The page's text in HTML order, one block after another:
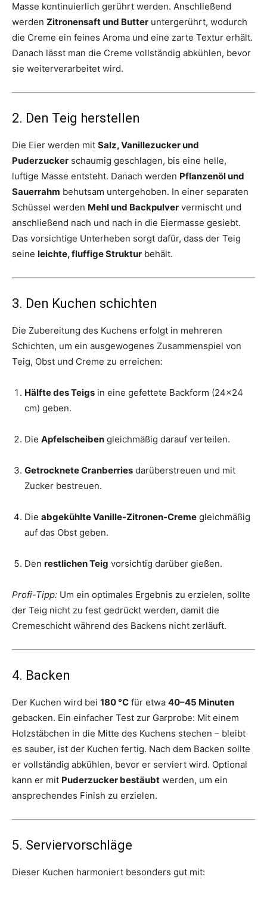
Masse kontinuierlich gerührt werden. Anschließend
werden Zitronensaft und Butter untergerührt, wodurch
die Creme ein feines Aroma und eine zarte Textur erhält.
Danach lässt man die Creme vollständig abkühlen, bevor
sie weiterverarbeitet wird.
2. Den Teig herstellen
Die Eier werden mit Salz, Vanillezucker und
Puderzucker schaumig geschlagen, bis eine helle,
luftige Masse entsteht. Danach werden Pflanzenöl und
Sauerrahm behutsam untergehoben. In einer separaten
Schüssel werden Mehl und Backpulver vermischt und
anschließend nach und nach in die Eiermasse gesiebt.
Das vorsichtige Unterheben sorgt dafür, dass der Teig
seine leichte, fluffige Struktur behält.
3. Den Kuchen schichten
Die Zubereitung des Kuchens erfolgt in mehreren
Schichten, um ein ausgewogenes Zusammenspiel von
Teig, Obst und Creme zu erreichen:
Hälfte des Teigs in eine gefettete Backform (24×24
cm) geben.
Die Apfelscheiben gleichmäßig darauf verteilen.
Getrocknete Cranberries darüberstreuen und mit
Zucker bestreuen.
Die abgekühlte Vanille-Zitronen-Creme gleichmäßig
auf das Obst geben.
Den restlichen Teig vorsichtig darüber gießen.
Profi-Tipp: Um ein optimales Ergebnis zu erzielen, sollte
der Teig nicht zu fest gedrückt werden, damit die
Cremeschicht während des Backens nicht zerläuft.
4. Backen
Der Kuchen wird bei 180 °C für etwa 40–45 Minuten
gebacken. Ein einfacher Test zur Garprobe: Mit einem
Holzstäbchen in die Mitte des Kuchens stechen – bleibt
es sauber, ist der Kuchen fertig. Nach dem Backen sollte
er vollständig abkühlen, bevor er serviert wird. Optional
kann er mit Puderzucker bestäubt werden, um ein
ansprechendes Finish zu erzielen.
5. Serviervorschläge
Dieser Kuchen harmoniert besonders gut mit: